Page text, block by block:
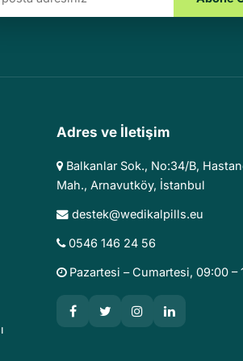
Adres ve İletişim
Balkanlar Sok., No:34/B,
Mah., Arnavutköy, İstanbul
destek@wedikalpills.eu
0546 146 24 56
Pazartesi – Cumartesi, 09:00 –